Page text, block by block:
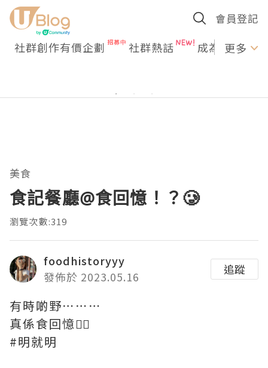
會員登記
社群創作有價企劃 社群熱話 成為U更多
美食
食記餐廳@食回憶！？🥲
瀏覽次數:319
foodhistoryyy
發佈於 2023.05.16
追蹤
有時啲野⋯⋯⋯
真係食回憶😮‍💨
#明就明